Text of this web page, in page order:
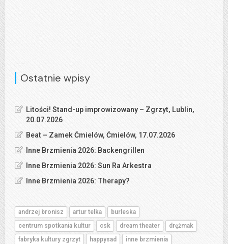
Ostatnie wpisy
Litości! Stand-up improwizowany – Zgrzyt, Lublin,
20.07.2026
Beat – Zamek Ćmielów, Ćmielów, 17.07.2026
Inne Brzmienia 2026: Backengrillen
Inne Brzmienia 2026: Sun Ra Arkestra
Inne Brzmienia 2026: Therapy?
andrzej bronisz artur telka
burleska
centrum spotkania kultur
csk dream theater
drężmak
fabryka kultury zgrzyt
happysad
inne brzmienia